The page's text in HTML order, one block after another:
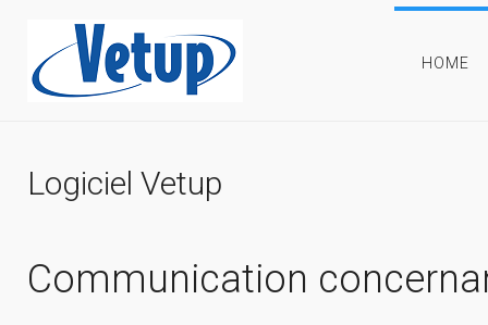
HOME
Logiciel Vetup
Communication